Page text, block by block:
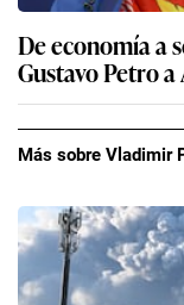
De economía a
Gustavo Petro
Más sobre Vladimir